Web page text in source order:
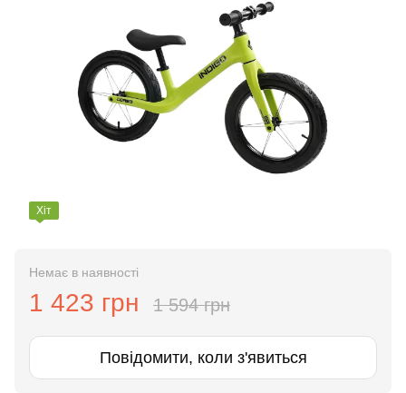
Хіт
Немає в наявності
1 423 грн 1 594 грн
Повідомити, коли з'явиться